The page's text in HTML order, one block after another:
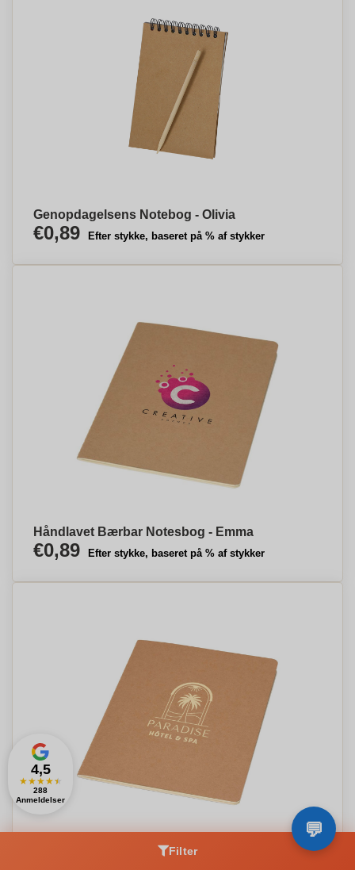
Genopdagelsens Notebog - Olivia
€0,89 Efter stykke, baseret på % af stykker
Håndlavet Bærbar Notesbog - Emma
€0,89 Efter stykke, baseret på % af stykker
Minimalistisk A5 DotNotes - Diana
Filter
4,5
★★★★★
288
Anmeldelser